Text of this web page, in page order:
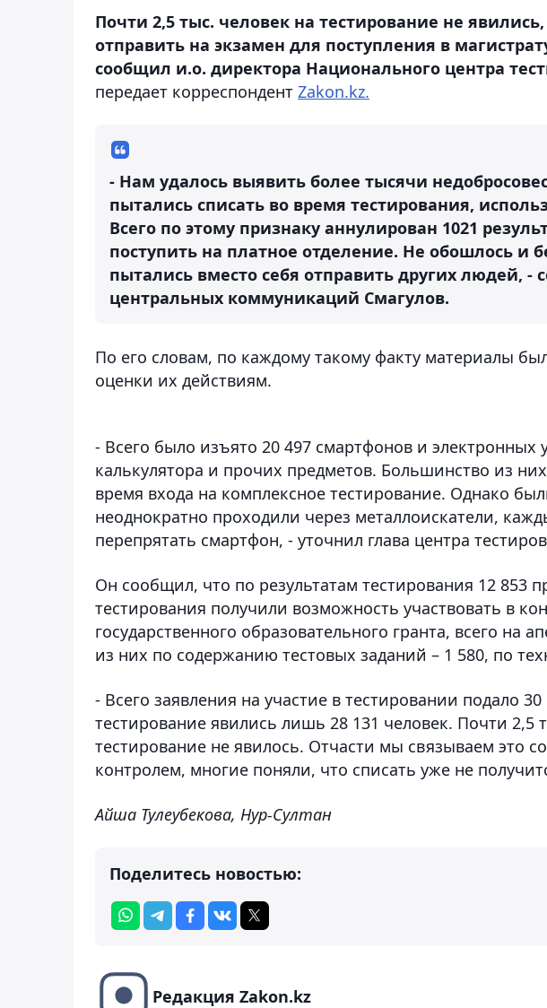
Почти 2,5 тыс. человек на тестирование не
отправить на экзамен для поступления в
сообщил и.о. директора Национального центра
передает корреспондент Zakon.kz.
- Нам удалось выявить более тысячи
пытались списать во время тестирования,
Всего по этому признаку аннулирован 1021
поступить на платное отделение. Не обошлось и
пытались вместо себя отправить других людей,
центральных коммуникаций Смагулов.
По его словам, по каждому такому факту материалы
оценки их действиям.
- Всего было изъято 20 497 смартфонов и электронных
калькулятора и прочих предметов. Большинство из
время входа на комплексное тестирование. Однако
неоднократно проходили через металлоискатели,
перепрятать смартфон, - уточнил глава центра
Он сообщил, что по результатам тестирования 12 853
тестирования получили возможность участвовать в
государственного образовательного гранта, всего на
из них по содержанию тестовых заданий – 1 580, по
- Всего заявления на участие в тестировании подало
тестирование явились лишь 28 131 человек. Почти 2,5
тестирование не явилось. Отчасти мы связываем это
контролем, многие поняли, что списать уже не
Айша Тулеубекова, Нур-Султан
Поделитесь новостью:
Редакция Zakon.kz